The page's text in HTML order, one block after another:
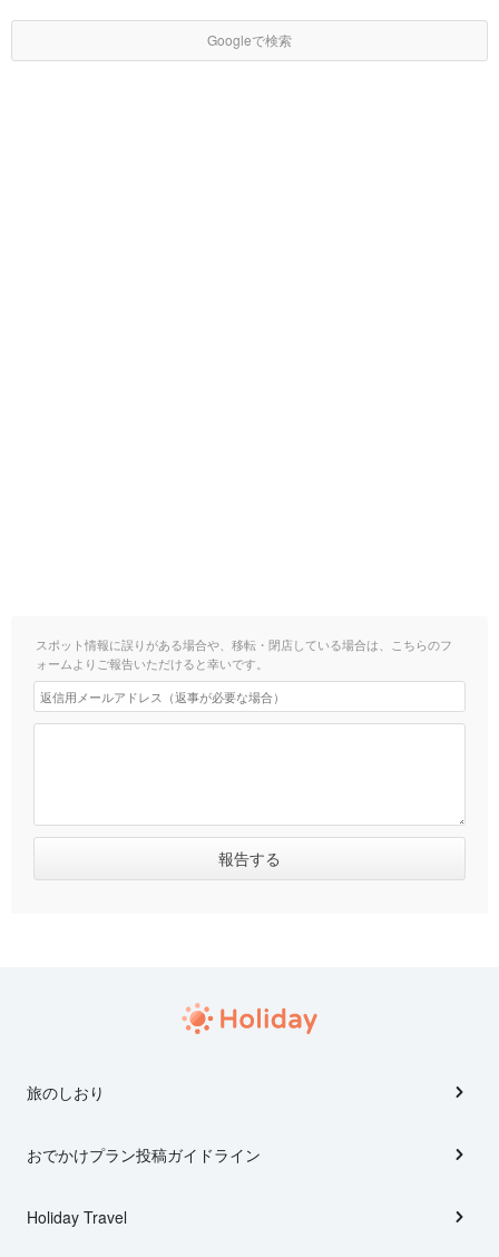
Googleで検索
スポット情報に誤りがある場合や、移転・閉店している場合は、こちらのフ
ォームよりご報告いただけると幸いです。
旅のしおり
おでかけプラン投稿ガイドライン
Holiday Travel